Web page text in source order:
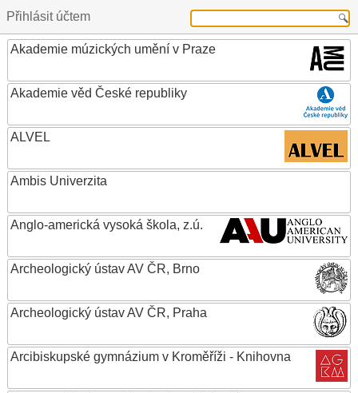
Přihlásit účtem
Akademie múzických umění v Praze
Akademie věd České republiky
ALVEL
Ambis Univerzita
Anglo-americká vysoká škola, z.ú.
Archeologický ústav AV ČR, Brno
Archeologický ústav AV ČR, Praha
Arcibiskupské gymnázium v Kroměříži - Knihovna